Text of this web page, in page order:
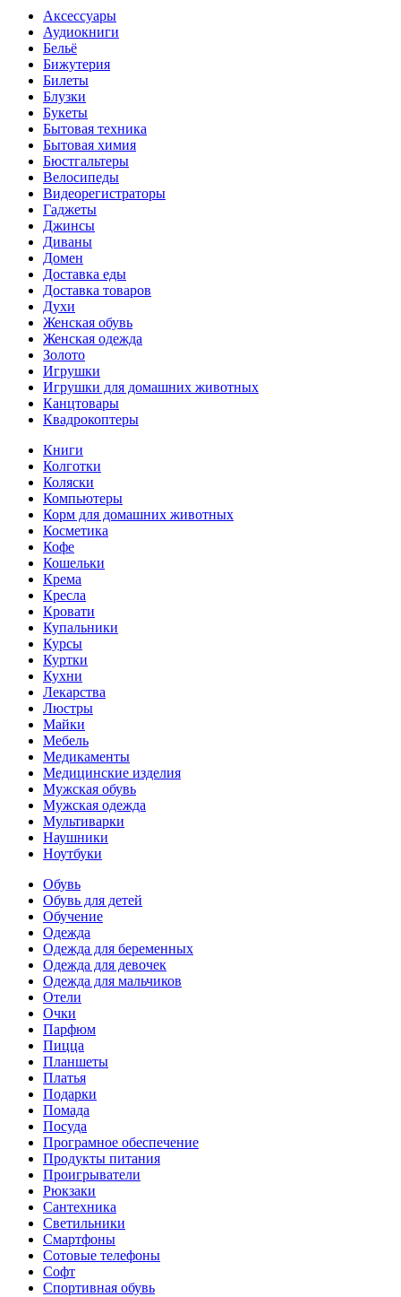
Аксессуары
Аудиокниги
Бельё
Бижутерия
Билеты
Блузки
Букеты
Бытовая техника
Бытовая химия
Бюстгальтеры
Велосипеды
Видеорегистраторы
Гаджеты
Джинсы
Диваны
Домен
Доставка еды
Доставка товаров
Духи
Женская обувь
Женская одежда
Золото
Игрушки
Игрушки для домашних животных
Канцтовары
Квадрокоптеры
Книги
Колготки
Коляски
Компьютеры
Корм для домашних животных
Косметика
Кофе
Кошельки
Крема
Кресла
Кровати
Купальники
Курсы
Куртки
Кухни
Лекарства
Люстры
Майки
Мебель
Медикаменты
Медицинские изделия
Мужская обувь
Мужская одежда
Мультиварки
Наушники
Ноутбуки
Обувь
Обувь для детей
Обучение
Одежда
Одежда для беременных
Одежда для девочек
Одежда для мальчиков
Отели
Очки
Парфюм
Пицца
Планшеты
Платья
Подарки
Помада
Посуда
Програмное обеспечение
Продукты питания
Проигрыватели
Рюкзаки
Сантехника
Светильники
Смартфоны
Сотовые телефоны
Софт
Спортивная обувь